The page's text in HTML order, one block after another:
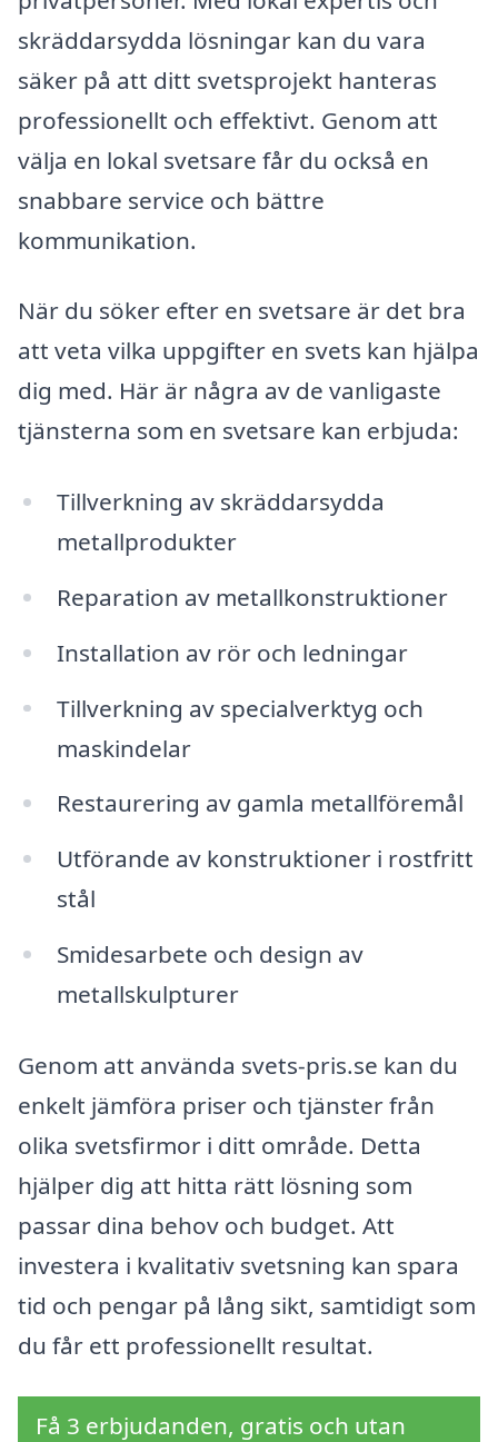
skräddarsydda lösningar kan du vara
säker på att ditt svetsprojekt hanteras
professionellt och effektivt. Genom att
välja en lokal svetsare får du också en
snabbare service och bättre
kommunikation.
När du söker efter en svetsare är det bra
att veta vilka uppgifter en svets kan hjälpa
dig med. Här är några av de vanligaste
tjänsterna som en svetsare kan erbjuda:
Tillverkning av skräddarsydda
metallprodukter
Reparation av metallkonstruktioner
Installation av rör och ledningar
Tillverkning av specialverktyg och
maskindelar
Restaurering av gamla metallföremål
Utförande av konstruktioner i rostfritt
stål
Smidesarbete och design av
metallskulpturer
Genom att använda svets-pris.se kan du
enkelt jämföra priser och tjänster från
olika svetsfirmor i ditt område. Detta
hjälper dig att hitta rätt lösning som
passar dina behov och budget. Att
investera i kvalitativ svetsning kan spara
tid och pengar på lång sikt, samtidigt som
du får ett professionellt resultat.
Få 3 erbjudanden, gratis och utan